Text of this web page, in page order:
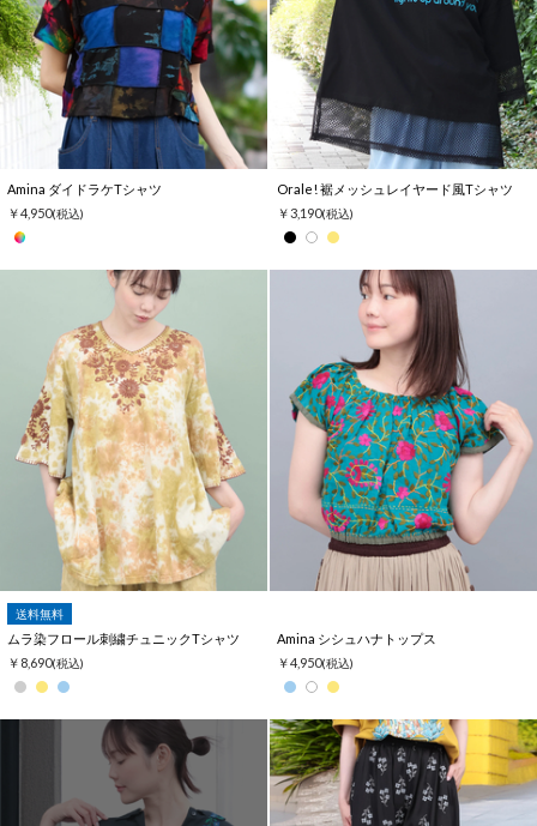
Amina ダイドラケTシャツ
￥4,950(税込)
Orale! 裾メッシュレイヤード風Tシャツ
￥3,190(税込)
送料無料
ムラ染フロール刺繍チュニックTシャツ
￥8,690(税込)
Amina シシュハナトップス
￥4,950(税込)